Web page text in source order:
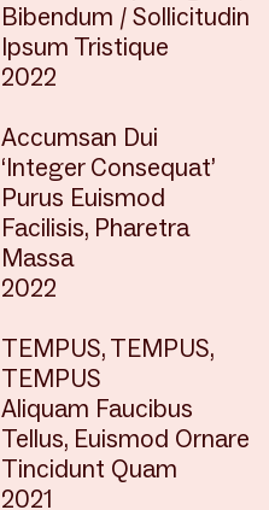
Bibendum / Sollicitudin
Ipsum Tristique
2022
Accumsan Dui
‘Integer Consequat’
Purus Euismod
Facilisis, Pharetra
Massa
2022
TEMPUS, TEMPUS,
TEMPUS
Aliquam Faucibus
Tellus, Euismod Ornare
Tincidunt Quam
2021